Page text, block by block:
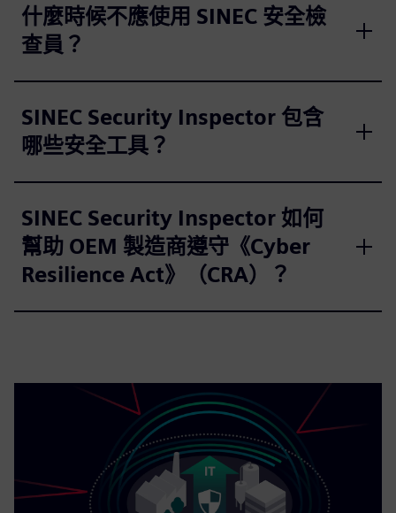
什麼時候不應使用 SINEC 安全檢
查員？
SINEC Security Inspector 包含
哪些安全工具？
SINEC Security Inspector 如何
幫助 OEM 製造商遵守《Cyber
Resilience Act》（CRA）？